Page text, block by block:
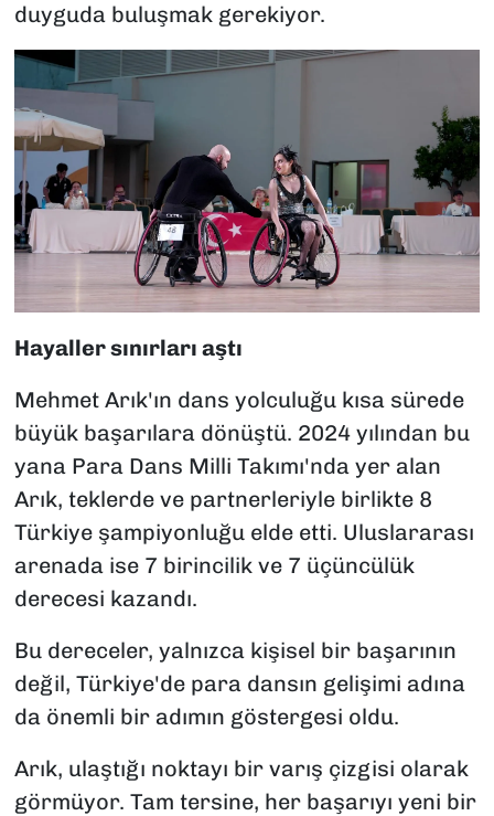
duyguda buluşmak gerekiyor.
Hayaller sınırları aştı
Mehmet Arık'ın dans yolculuğu kısa sürede
büyük başarılara dönüştü. 2024 yılından bu
yana Para Dans Milli Takımı'nda yer alan
Arık, teklerde ve partnerleriyle birlikte 8
Türkiye şampiyonluğu elde etti. Uluslararası
arenada ise 7 birincilik ve 7 üçüncülük
derecesi kazandı.
Bu dereceler, yalnızca kişisel bir başarının
değil, Türkiye'de para dansın gelişimi adına
da önemli bir adımın göstergesi oldu.
Arık, ulaştığı noktayı bir varış çizgisi olarak
görmüyor. Tam tersine, her başarıyı yeni bir